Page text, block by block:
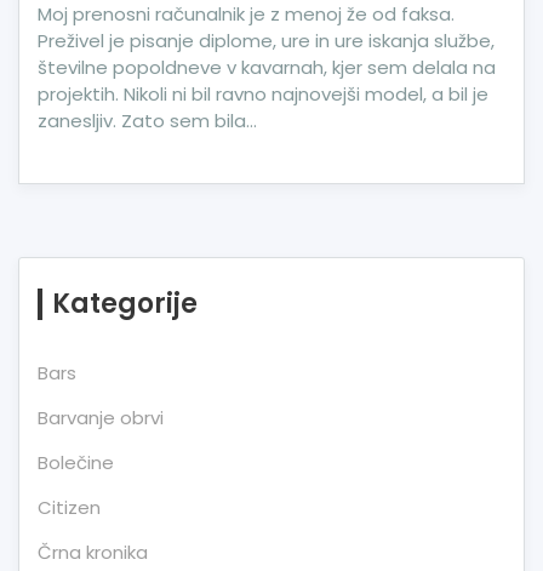
Moj prenosni računalnik je z menoj že od faksa.
Preživel je pisanje diplome, ure in ure iskanja službe,
številne popoldneve v kavarnah, kjer sem delala na
projektih. Nikoli ni bil ravno najnovejši model, a bil je
zanesljiv. Zato sem bila…
Kategorije
Bars
Barvanje obrvi
Bolečine
Citizen
Črna kronika